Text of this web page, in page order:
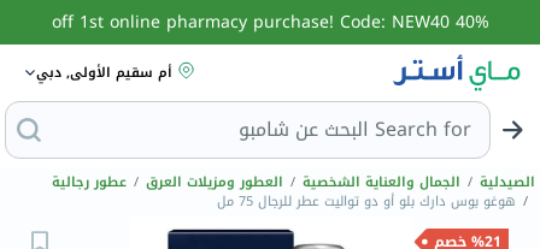
40% off 1st online pharmacy purchase! Code: NEW40
أم سقيم الأولى, دبي
Search for
الصيدلية / الجمال والعناية الشخصية / العطور ومزيلات العرق / عطور رجالية
/ هوغو بوس دارك بلو أو دو تواليت عطر للرجال 75 مل
%21 خصم